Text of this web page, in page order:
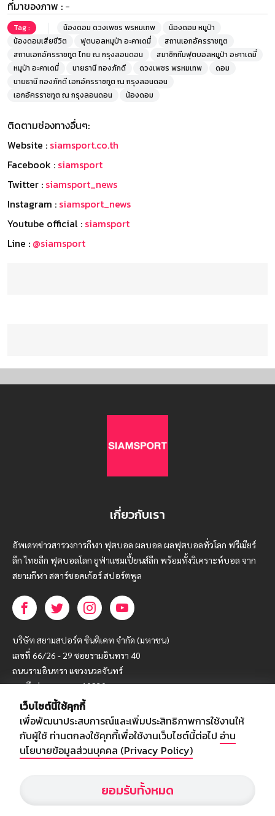
ที่มาของภาพ : -
Tag : น้องดอม ดวงเพชร พรหมเทพ
น้องดอม หมูป่า
น้องดอมเสียชีวิต
ฟุตบอลหมูป่า อะคาเดมี่
สถานเอกอัครราชทูต
สถานเอกอัครราชทูต ไทย ณ กรุงลอนดอน
สมาชิกทีมฟุตบอลหมูป่า อะคาเดมี่
หมูป่า อะคาเดมี่
นายธานี ทองภักดี ดวงเพชร พรหมเทพ
ดอม
นายธานี ทองภักดี เอกอัครราชทูต ณ กรุงลอนดอน
เอกอัครราชทูต ณ กรุงลอนดอน
น้องดอม
ติดตามช่องทางอื่นๆ:
Website : siamsport.co.th
Facebook : siamsport
Twitter : siamsport_news
Instagram : siamsport_news
Youtube official : siamsport
Line : @siamsport
เกี่ยวกับเรา
อัพเดทข่าวสารวงการกีฬา ฟุตบอล ผลบอล ผลฟุตบอลทั่วโลก ฟรีเมียร์
ลีก ไทยลีก ฟุตบอลโลก ยูฟ่าแซมเปี้ยนส์ลีก พร้อมทั้งวิเคราะห์บอล จาก
สยามกีฬา สตาร์ชอคเก้อร์ สปอร์ตพูล
บริษัท สยามสปอร์ต ซินติเคท จำกัด (มหาชน)
เลขที่ 66/26 - 29 ซอยรามอินทรา 40
ถนนรามอินทรา แขวงนวลจันทร์
เขตบึงกุ่ม กรุงเทพฯ 10230
โทร : 02-5088-000
อีเมล์ : webmaster@siamsport.co.th
เว็บไซต์ : www.siamsport.co.th
เว็บไซต์นี้ใช้คุกกี้
เพื่อพัฒนาประสบการณ์และเพิ่มประสิทธิภาพการใช้งานให้
กับผู้ใช้ ท่านตกลงใช้คุกกี้เพื่อใช้งานเว็บไซต์นี้ต่อไป อ่าน
นโยบายข้อมูลส่วนบุคคล (Privacy Policy)
ยอมรับทั้งหมด